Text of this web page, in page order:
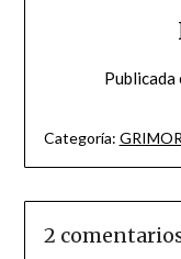
Publicada
Categoría:
2